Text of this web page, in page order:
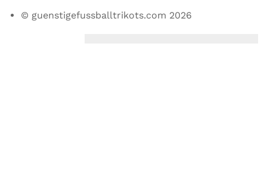
© guenstigefussballtrikots.com 2026